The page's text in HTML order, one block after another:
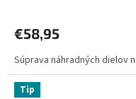
€58,95
Súprava náhradných dielov
Tip